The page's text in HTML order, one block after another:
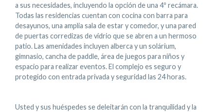
a sus necesidades, incluyendo la opción de una 4º recámara.
Todas las residencias cuentan con cocina con barra para
desayunos, una amplia sala de estar y comedor, y una pared
de puertas corredizas de vidrio que se abren a un hermoso
patio. Las amenidades incluyen alberca y un solárium,
gimnasio, cancha de paddle, área de juegos para niños y
espacio para realizar eventos. El complejo es seguro y
protegido con entrada privada y seguridad las 24 horas.
Usted y sus huéspedes se deleitarán con la tranquilidad y la